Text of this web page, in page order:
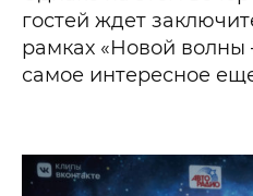
гостей ждет
рамках «Новой волны
самое интересное